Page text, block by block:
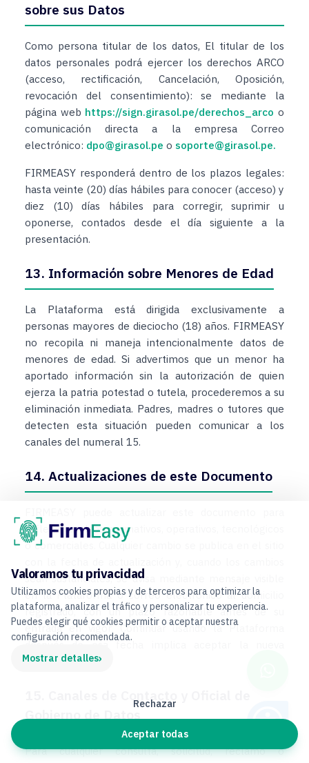
sobre sus Datos
Como persona titular de los datos, El titular de los
datos personales podrá ejercer los derechos ARCO
(acceso, rectificación, Cancelación, Oposición,
revocación del consentimiento): se mediante la
página web https://sign.girasol.pe/derechos_arco o
comunicación directa a la empresa Correo
electrónico: dpo@girasol.pe o soporte@girasol.pe.
FIRMEASY responderá dentro de los plazos legales:
hasta veinte (20) días hábiles para conocer (acceso) y
diez (10) días hábiles para corregir, suprimir u
oponerse, contados desde el día siguiente a la
presentación.
13. Información sobre Menores de Edad
La Plataforma está dirigida exclusivamente a
personas mayores de dieciocho (18) años. FIRMEASY
no recopila ni maneja intencionalmente datos de
menores de edad. Si advertimos que un menor ha
aportado información sin la autorización de quien
ejerza la patria potestad o tutela, procederemos a su
eliminación inmediata. Padres, madres o tutores que
detecten esta situación pueden comunicar a los
canales del numeral 15.
14. Actualizaciones de este Documento
reflejar cambios normativos, operativos, tecnológicos
o comerciales. Cualquier cambio se publica en el sitio
sean sustanciales, se avisa mediante mensaje visible
en la Plataforma o correo electrónico al domicilio
registrado, con un plazo razonable antes de su
entrada en vigor. Continuar usando la Plataforma
después de esa fecha implica aceptar la nueva
versión.
15. Canales de Contacto y Oficial de
Gobierno de Datos
Para cualquier consulta, solicitud, reclamo o
Valoramos tu privacidad
Utilizamos cookies propias y de terceros para optimizar la
plataforma, analizar el tráfico y personalizar tu experiencia.
Puedes elegir qué cookies permitir o aceptar nuestra
configuración recomendada.
Mostrar detalles›
Rechazar
Aceptar todas